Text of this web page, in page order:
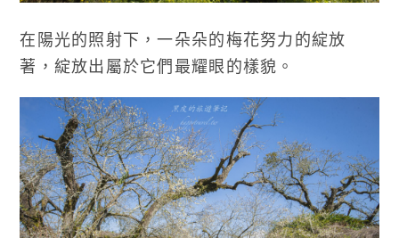
在陽光的照射下，一朵朵的梅花努力的綻放
著，綻放出屬於它們最耀眼的樣貌。